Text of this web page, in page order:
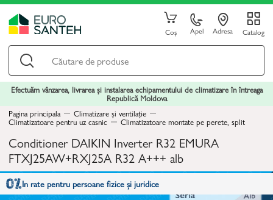
Coș Apel Adresa Catalog
Efectuăm vânzarea, livrarea și instalarea echipamentului de climatizare în întreaga
Republică Moldova
Pagina principala
Climatizare și ventilație
Climatizatoare pentru uz casnic Climatizatoare montate pe perete, split
Conditioner DAIKIN Inverter R32 EMURA
FTXJ25AW+RXJ25A R32 A+++ alb
In rate pentru persoane fizice și juridice